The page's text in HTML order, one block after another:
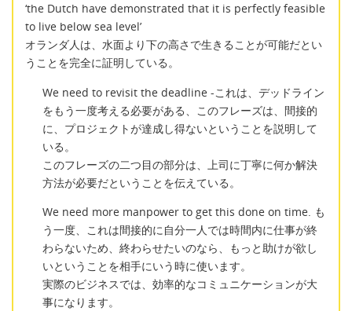
‘the Dutch have demonstrated that it is perfectly feasible
to live below sea level’
オランダ人は、水面より下の高さで生きることが可能だとい
うことを完全に証明している。
We need to revisit the deadline -これは、デッドライン
をもう一度考える必要がある、このフレーズは、間接的
に、プロジェクトが達成し得ないということを説明して
いる。
このフレーズの二つ目の部分は、上司に丁寧に何か解決
方法が必要だということを伝えている。
We need more manpower to get this done on time. も
う一度、これは間接的に自分一人では時間内に仕事が終
わらないため、終わらせたいのなら、もっと助けが欲し
いということを相手にいう時に使います。
実際のビジネスでは、効率的なコミュニケーションが大
事になります。